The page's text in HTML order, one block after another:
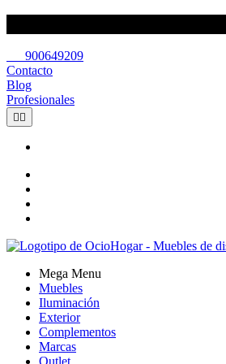
900649209
Contacto
Blog
Profesionales
 
Mega Menu
Muebles
Iluminación
Exterior
Complementos
Marcas
Outlet